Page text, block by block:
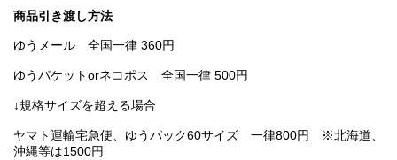
商品引き渡し方法
ゆうメール 全国一律 360円
ゆうパケットorネコポス 全国一律 500円
↓規格サイズを超える場合
ヤマト運輸宅急便、ゆうパック60サイズ 一律800円 ※北海道、
沖縄等は1500円